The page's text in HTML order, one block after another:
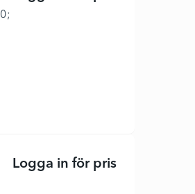
Logga in för pris